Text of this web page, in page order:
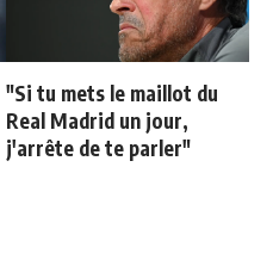
"Si tu mets le maillot du
Real Madrid un jour,
j'arrête de te parler"